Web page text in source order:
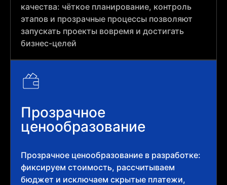
качества: чёткое планирование, контроль
этапов и прозрачные процессы позволяют
запускать проекты вовремя и достигать
бизнес-целей
Прозрачное
ценообразование
Прозрачное ценообразование в разработке:
фиксируем стоимость, рассчитываем
бюджет и исключаем скрытые платежи,